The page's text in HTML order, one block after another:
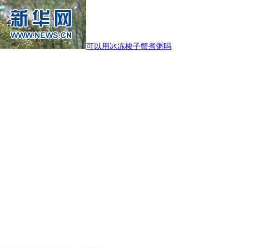
可以用冰冻梭子蟹煮粥吗